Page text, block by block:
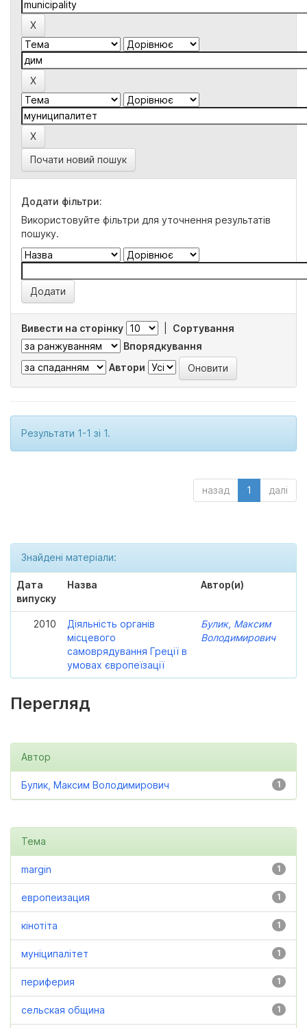
Почати новий пошук
Додати фільтри:
Використовуйте фільтри для уточнення результатів
пошуку.
Вивести на сторінку
Сортування
Впорядкування
Автори
Результати 1-1 зі 1.
назад 1 далі
Знайдені матеріали:
Дата
випуску
Назва Автор(и)
2010
Діяльність органів
місцевого
самоврядування Греції в
умовах європеїзації
Булик, Максим
Володимирович
Перегляд
Автор
1
Булик, Максим Володимирович
Тема
1
margin
1
европеизация
1
кінотіта
1
муніципалітет
1
периферия
1
сельская община